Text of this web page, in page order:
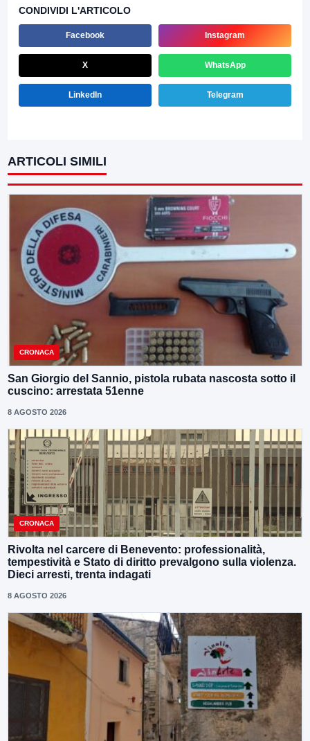
CONDIVIDI L'ARTICOLO
Facebook Instagram
X WhatsApp
LinkedIn Telegram
ARTICOLI SIMILI
CRONACA
San Giorgio del Sannio, pistola rubata nascosta sotto il
cuscino: arrestata 51enne
8 AGOSTO 2026
CRONACA
Rivolta nel carcere di Benevento: professionalità,
tempestività e Stato di diritto prevalgono sulla violenza.
Dieci arresti, trenta indagati
8 AGOSTO 2026